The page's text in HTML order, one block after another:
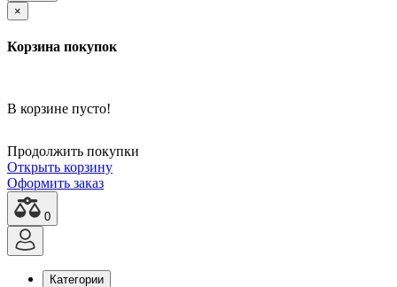
×
Корзина покупок
В корзине пусто!
Продолжить покупки
Открыть корзину
Оформить заказ
0
Категории